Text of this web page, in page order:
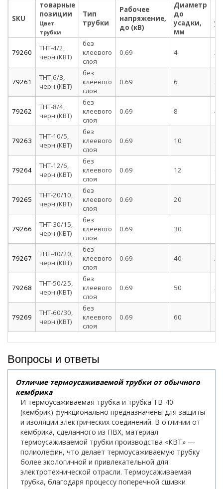
SKU
товарные
позиции
Цвет
трубки
Тип
трубки
Рабочее
напряжение,
до (кВ)
Диаметр
до
усадки,
мм
79260
ТНТ-4/2,
черн (КВТ)
без
клеевого
слоя
0.69 4 2
79261
ТНТ-6/3,
черн (КВТ)
без
клеевого
слоя
0.69 6
79262
ТНТ-8/4,
черн (КВТ)
без
клеевого
слоя
0.69 8 4
79263
ТНТ-10/5,
черн (КВТ)
без
клеевого
слоя
0.69 10
79264
ТНТ-12/6,
черн (КВТ)
без
клеевого
слоя
0.69 12
79265
ТНТ-20/10,
черн (КВТ)
без
клеевого
слоя
0.69 20
79266
ТНТ-30/15,
черн (КВТ)
без
клеевого
слоя
0.69 30
79267
ТНТ-40/20,
черн (КВТ)
без
клеевого
слоя
0.69 40 20
79268
ТНТ-50/25,
черн (КВТ)
без
клеевого
слоя
0.69 50 25
79269
ТНТ-60/30,
черн (КВТ)
без
клеевого
слоя
0.69 60
Вопросы и ответы
Отличие термоусаживаемой трубки от обычного
кембрика
И термоусаживаемая трубка и трубка ТВ-40
(кембрик) функционально предназначены для защиты
и изоляции электрических соединений. В отличии от
кембрика, сделанного из ПВХ, материал
термоусаживаемой трубки производства «КВТ» —
полиолефин, что делает термоусаживаемую трубку
более экологичной и привлекательной для
электротехнической отрасли. Термоусаживаемая
трубка, благодаря процессу поперечной сшивки